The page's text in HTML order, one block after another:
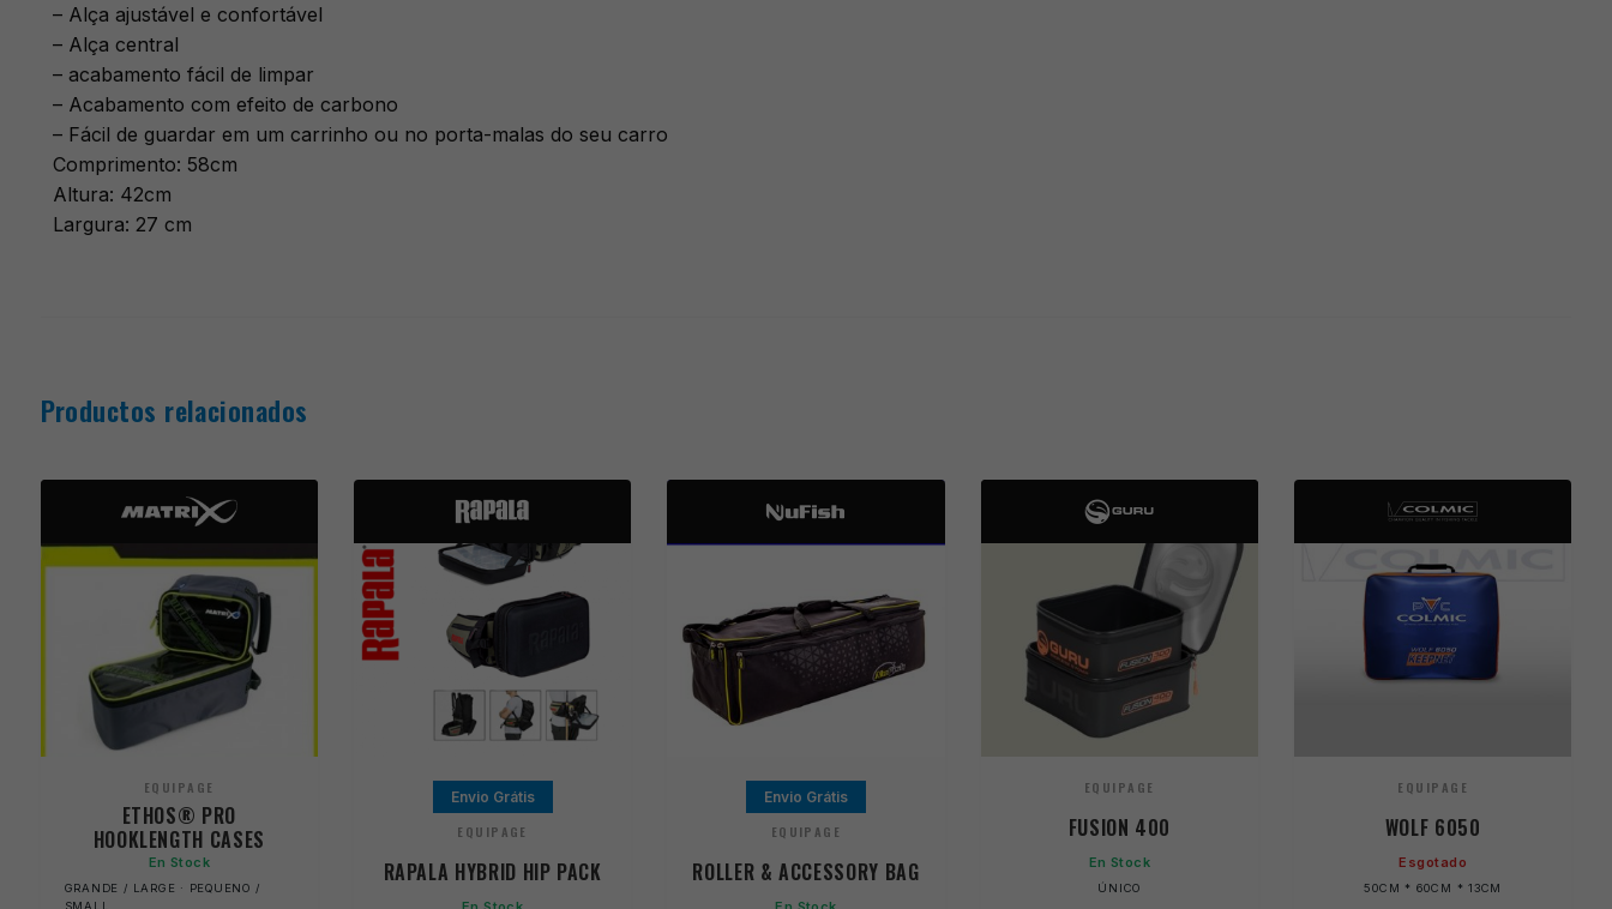
– Alça ajustável e confortável
– Alça central
– acabamento fácil de limpar
– Acabamento com efeito de carbono
– Fácil de guardar em um carrinho ou no porta-malas do seu carro
Comprimento: 58cm
Altura: 42cm
Largura: 27 cm
Productos relacionados
EQUIPAGE
ETHOS® PRO
HOOKLENGTH CASES
En Stock
GRANDE / LARGE · PEQUENO /
SMALL
Envio Grátis
EQUIPAGE
RAPALA HYBRID HIP PACK
Envio Grátis
EQUIPAGE
ROLLER & ACCESSORY BAG
EQUIPAGE
FUSION 400
En Stock
ÚNICO
EQUIPAGE
WOLF 6050
Esgotado
50CM * 60CM * 13CM